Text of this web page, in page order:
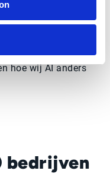
vergeleken met
hoe wij AI anders
bedrijven